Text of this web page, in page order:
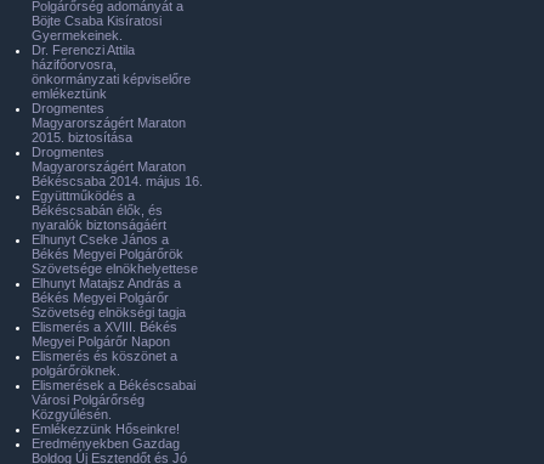
Polgárőrség adományát a
Böjte Csaba Kisíratosi
Gyermekeinek.
Dr. Ferenczi Attila
házifőorvosra,
önkormányzati képviselőre
emlékeztünk
Drogmentes
Magyarországért Maraton
2015. biztosítása
Drogmentes
Magyarországért Maraton
Békéscsaba 2014. május 16.
Együttműködés a
Békéscsabán élők, és
nyaralók biztonságáért
Elhunyt Cseke János a
Békés Megyei Polgárőrök
Szövetsége elnökhelyettese
Elhunyt Matajsz András a
Békés Megyei Polgárőr
Szövetség elnökségi tagja
Elismerés a XVIII. Békés
Megyei Polgárőr Napon
Elismerés és köszönet a
polgárőröknek.
Elismerések a Békéscsabai
Városi Polgárőrség
Közgyűlésén.
Emlékezzünk Hőseinkre!
Eredményekben Gazdag
Boldog Új Esztendőt és Jó